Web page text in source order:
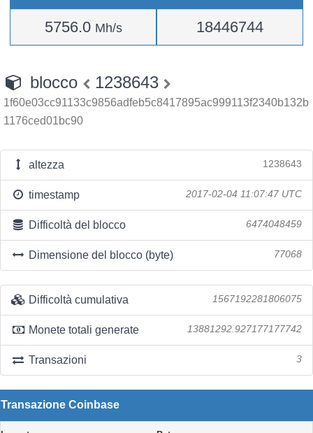
5756.0 Mh/s 18446744
blocco 1238643
1f60e03cc91133c9856adfeb5c8417895ac999113f2340b132b
1176ced01bc90
altezza 1238643
timestamp 2017-02-04 11:07:47 UTC
Difficoltà del blocco 6474048459
Dimensione del blocco (byte) 77068
Difficoltà cumulativa 1567192281806075
Monete totali generate 13881292.927177177742
Transazioni 3
Transazione Coinbase